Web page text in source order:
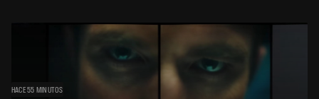
HACE 55 MINUTOS